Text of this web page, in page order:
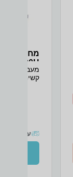
WIN11
SILVER
עד 10 ימי עסקים